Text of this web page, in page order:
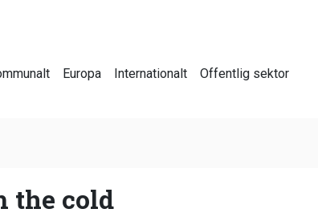
Europa Internationalt Offentlig sektor
the cold